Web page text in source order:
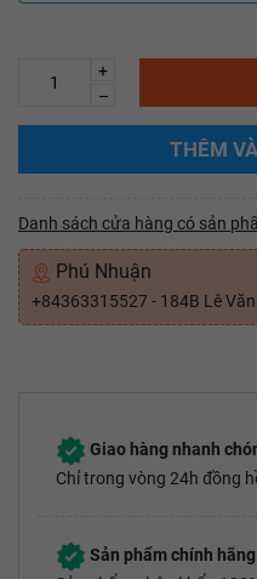
+
–
THÊM
Danh sách cửa hàng có sản
Phú Nhuận
+84363315527 - 184B Lê
Giao hàng nhanh
Chỉ trong vòng 24h đồng
Sản phẩm chính